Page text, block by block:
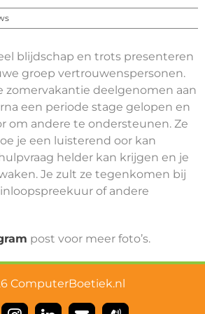
blijdschap en trots presenteren
groep vertrouwenspersonen.
zomervakantie deelgenomen aan
een periode stage gelopen en
om andere te ondersteunen. Ze
je een luisterend oor kan
helder kan krijgen en je
Je zult ze tegenkomen bij
of andere
post voor meer foto’s.
ComputerBoetiek.nl